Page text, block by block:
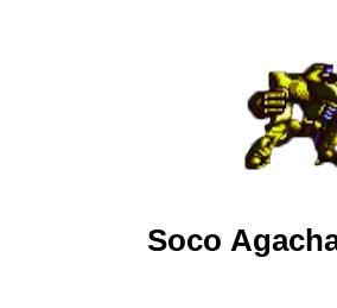
Soco